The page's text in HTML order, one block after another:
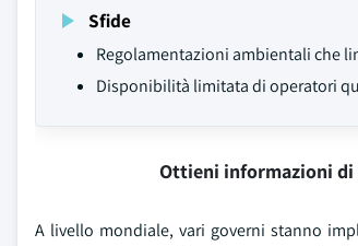
Sfide
Regolamentazioni ambientali che
Disponibilità limitata di operatori
Ottieni informazioni
A livello mondiale, vari governi stanno